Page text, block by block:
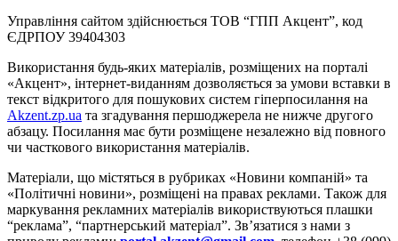
Управління сайтом здійснюється ТОВ “ГПП Акцент”, код
ЄДРПОУ 39404303
Використання будь-яких матеріалів, розміщених на порталі
«Акцент», інтернет-виданням дозволяється за умови вставки в
текст відкритого для пошукових систем гіперпосилання на
Akzent.zp.ua та згадування першоджерела не нижче другого
абзацу. Посилання має бути розміщене незалежно від повного
чи часткового використання матеріалів.
Матеріали, що містяться в рубриках «Новини компаній» та
«Політичні новини», розміщені на правах реклами. Також для
маркування рекламних матеріалів використвуються плашки
“реклама”, “партнерський матеріал”. Зв’язатися з нами з